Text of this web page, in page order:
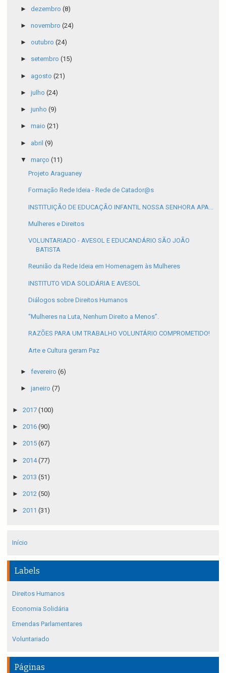
► dezembro (8)
► novembro (24)
► outubro (24)
► setembro (15)
► agosto (21)
► julho (24)
► junho (9)
► maio (21)
► abril (9)
▼ março (11)
Projeto Araguaney
Formação Rede Ideia - Rede de Catador@s
INSTITUIÇÃO DE EDUCAÇÃO INFANTIL NOSSA SENHORA APA...
Mulheres e Direitos
VOLUNTARIADO - AVESOL E EDUCANDÁRIO SÃO JOÃO
BATISTA
Reunião da Rede Ideia em Homenagem às Mulheres
INSTITUTO VIDA SOLIDÁRIA E AVESOL
Diálogos sobre Direitos Humanos
“Mulheres na Luta, Nenhum Direito a Menos”.
RAZÕES PARA UM TRABALHO VOLUNTÁRIO COMPROMETIDO!
Arte e Cultura geram Paz
► fevereiro (6)
► janeiro (7)
► 2017 (100)
► 2016 (90)
► 2015 (67)
► 2014(77)
► 2013 (51)
► 2012 (50)
► 2011 (31)
Início
Labels
Direitos Humanos
Economia Solidária
Emendas Parlamentares
Voluntariado
Páginas